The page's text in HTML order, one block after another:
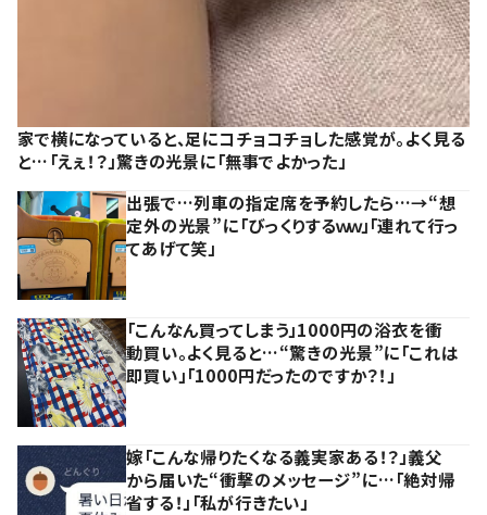
家で横になっていると、足にコチョコチョした感覚が。よく見る
と…「えぇ！？」驚きの光景に「無事でよかった」
出張で…列車の指定席を予約したら…→“想
定外の光景”に「びっくりするｗｗ」「連れて行っ
てあげて笑」
「こんなん買ってしまう」1000円の浴衣を衝
動買い。よく見ると…“驚きの光景”に「これは
即買い」「1000円だったのですか？！」
嫁「こんな帰りたくなる義実家ある！？」義父
から届いた“衝撃のメッセージ”に…「絶対帰
省する！」「私が行きたい」